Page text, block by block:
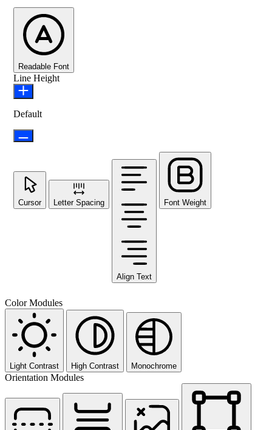
Readable Font
Line Height
Default
Cursor Letter Spacing
Align Text
Font Weight
Color Modules
Light Contrast High Contrast Monochrome
Orientation Modules